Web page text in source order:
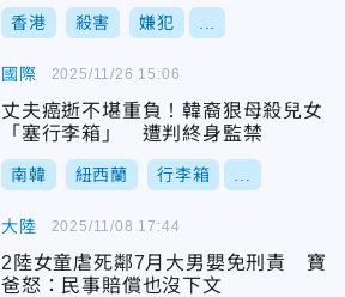
香港 殺害 嫌犯
國際
丈夫癌逝不堪重負！韓裔狠母殺兒女
「塞行李箱」 遭判終身監禁
南韓 紐西蘭 行李箱
2025/11/26 15:06
大陸
2陸女童虐死鄰7月大男嬰免刑責 寶
爸怒：民事賠償也沒下文
2025/11/08 17:44